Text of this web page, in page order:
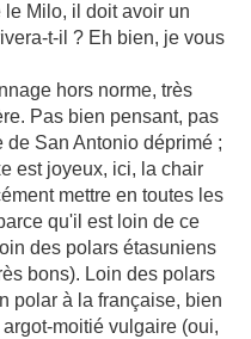
Milo, il doit avoir un
t-il ? Eh bien, je vous
hors norme, très
Pas bien pensant, pas
de San Antonio déprimé ;
est joyeux, ici, la chair
mettre en toutes les
qu'il est loin de ce
des polars étasuniens
bons). Loin des polars
polar à la française, bien
moitié vulgaire (oui,